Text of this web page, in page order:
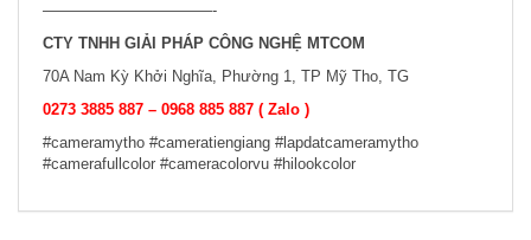
———————————-
CTY TNHH GIẢI PHÁP CÔNG NGHỆ MTCOM
70A Nam Kỳ Khởi Nghĩa, Phường 1, TP Mỹ Tho, TG
0273 3885 887 – 0968 885 887 ( Zalo )
#cameramytho #cameratiengiang #lapdatcameramytho
#camerafullcolor #cameracolorvu #hilookcolor